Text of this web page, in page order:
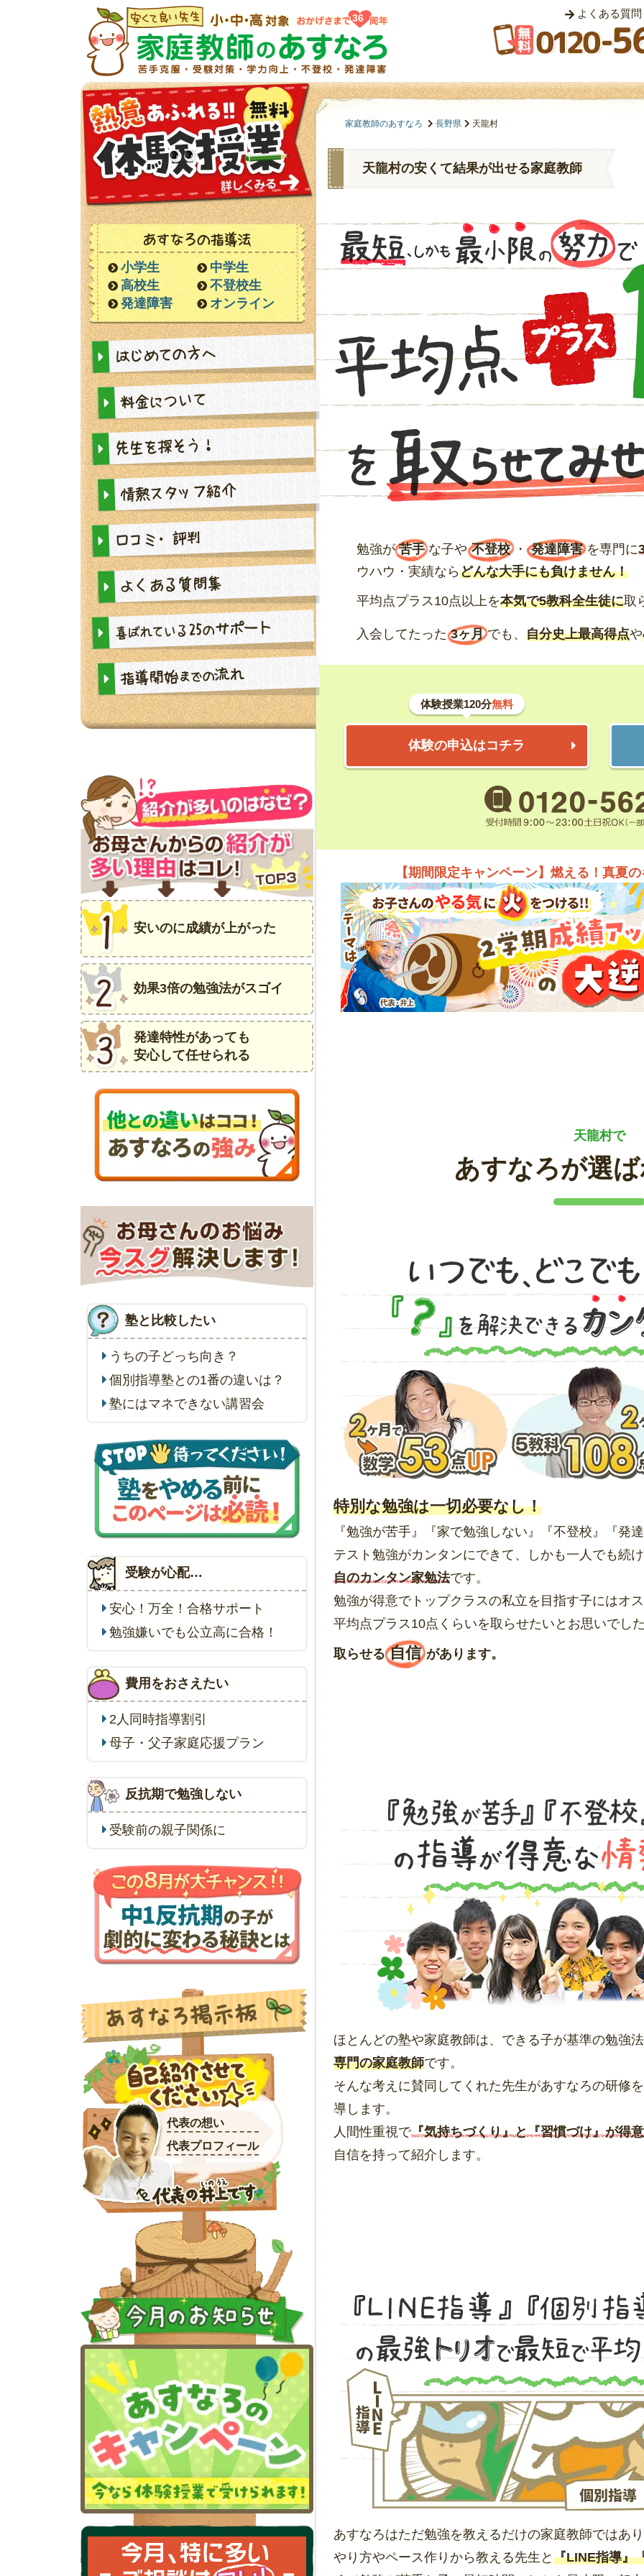
36 よくある質問
家庭教師のあすなろ 長野県 天龍村
天龍村の安くて結果が出せる家庭教師
勉強が 苦手 な子や 不登校 ・ 発達障害 を専門に
ウハウ・実績ならどんな大手にも負けません！
平均点プラス10点以上を本気で5教科全生徒に取
入会してたった 3ヶ月 でも、自分史上最高得点や
体験授業120分無料
体験の申込はコチラ
【期間限定キャンペーン】燃える！真夏
天龍村で
あすなろが選
特別な勉強は一切必要なし！
『勉強が苦手』『家で勉強しない』『不登校』『発
テスト勉強がカンタンにできて、しかも一人でも続
自のカンタン家勉法です。
勉強が得意でトップクラスの私立を目指す子にはオ
平均点プラス10点くらいを取らせたいとお思いでし
取らせる 自信 があります。
ほとんどの塾や家庭教師は、できる子が基準の勉強
専門の家庭教師です。
そんな考えに賛同してくれた先生があすなろの研修
導します。
人間性重視で『気持ちづくり』と『習慣づけ』が得
自信を持って紹介します。
あすなろはただ勉強を教えるだけの家庭教師ではあ
やり方やペース作りから教える先生と 『LINE指導』
あすなろの指導法
小学生
中学生
高校生
不登校生
発達障害
オンライン
はじめての方へ
料金について
先生を探そう！
情熱スタッフ紹介
口コミ・評判
よくある質問集
喜ばれている25のサポート
指導開始までの流れ
安いのに成績が上がった
効果3倍の勉強法がスゴイ
発達特性があっても
安心して任せられる
塾と比較したい
うちの子どっち向き？
個別指導塾との1番の違いは？
塾にはマネできない講習会
受験が心配…
安心！万全！合格サポート
勉強嫌いでも公立高に合格！
費用をおさえたい
2人同時指導割引
母子・父子家庭応援プラン
反抗期で勉強しない
受験前の親子関係に
代表の想い
代表プロフィール